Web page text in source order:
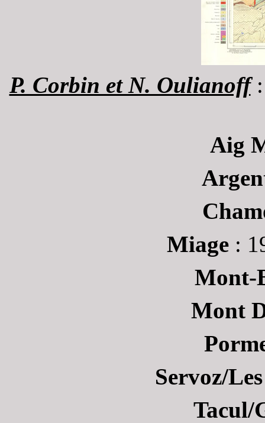
P. Corbin et N. Oulianoff:
Aig
Miage:
Mont-
Mont
Servoz/
Tacul/